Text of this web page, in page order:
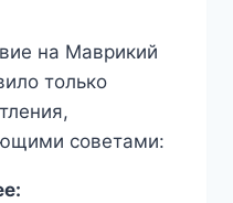
на Маврикий
только
советами: